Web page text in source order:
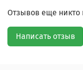
Отзывов еще никто
Написать отзыв